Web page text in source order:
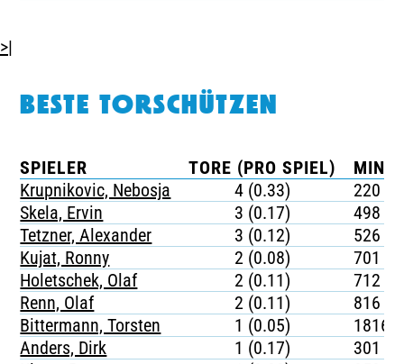
>|
BESTE TORSCHÜTZEN
SPIELER TORE (PRO SPIEL)
Krupnikovic, Nebosja
4 (0.33)
220
Skela, Ervin
3 (0.17)
498
Tetzner, Alexander
3 (0.12)
526
Kujat, Ronny
2 (0.08)
701
Holetschek, Olaf
2 (0.11)
712
Renn, Olaf
2 (0.11)
816
Bittermann, Torsten
1 (0.05)
1816
Anders, Dirk
1 (0.17)
301